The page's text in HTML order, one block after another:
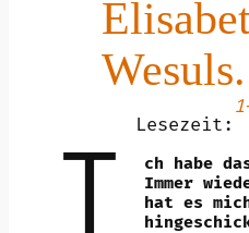
Wesuls.
Lesezeit:
ch habe
Immer
hat es